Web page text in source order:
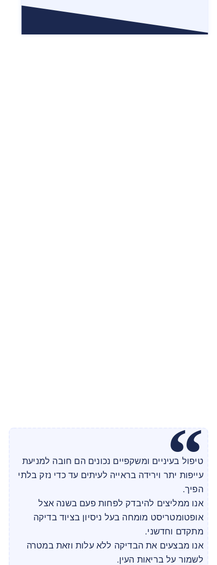
טיפול בעיניים ומשקפיים נכונים הם חובה למניעת
עייפות יתר וירידה בראייה לעיתים עד כדי נזק בלתי
הפיך.
אנו ממליצים להיבדק לפחות פעם בשנה אצל
אופטומטריסט מומחה בעל ניסיון בציוד בדיקה
מתקדם וחדשני.
אנו מבצעים את הבדיקה ללא עלות וזאת במטרה
לשמור על בריאות העין.